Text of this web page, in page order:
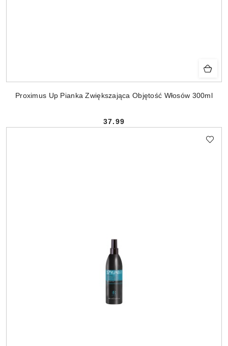
Proximus Up Pianka Zwiększająca Objętość Włosów 300ml
Cena:
37.99